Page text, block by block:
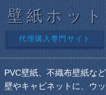
壁紙ホッ
代理購入専門サイト
PVC壁紙、不織布壁紙な
壁やキャビネットに、ウ